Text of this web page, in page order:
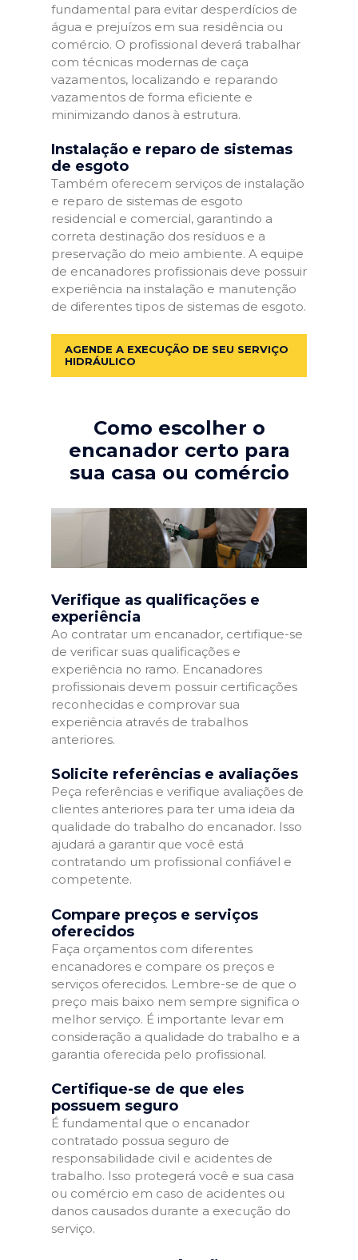
fundamental para evitar desperdícios de
água e prejuízos em sua residência ou
comércio. O profissional deverá trabalhar
com técnicas modernas de caça
vazamentos, localizando e reparando
vazamentos de forma eficiente e
minimizando danos à estrutura.
Instalação e reparo de sistemas
de esgoto
Também oferecem serviços de instalação
e reparo de sistemas de esgoto
residencial e comercial, garantindo a
correta destinação dos resíduos e a
preservação do meio ambiente. A equipe
de encanadores profissionais deve possuir
experiência na instalação e manutenção
de diferentes tipos de sistemas de esgoto.
AGENDE A EXECUÇÃO DE SEU SERVIÇO
HIDRÁULICO
Como escolher o
encanador certo para
sua casa ou comércio
Verifique as qualificações e
experiência
Ao contratar um encanador, certifique-se
de verificar suas qualificações e
experiência no ramo. Encanadores
profissionais devem possuir certificações
reconhecidas e comprovar sua
experiência através de trabalhos
anteriores.
Solicite referências e avaliações
Peça referências e verifique avaliações de
clientes anteriores para ter uma ideia da
qualidade do trabalho do encanador. Isso
ajudará a garantir que você está
contratando um profissional confiável e
competente.
Compare preços e serviços
oferecidos
Faça orçamentos com diferentes
encanadores e compare os preços e
serviços oferecidos. Lembre-se de que o
preço mais baixo nem sempre significa o
melhor serviço. É importante levar em
consideração a qualidade do trabalho e a
garantia oferecida pelo profissional.
Certifique-se de que eles
possuem seguro
É fundamental que o encanador
contratado possua seguro de
responsabilidade civil e acidentes de
trabalho. Isso protegerá você e sua casa
ou comércio em caso de acidentes ou
danos causados durante a execução do
serviço.